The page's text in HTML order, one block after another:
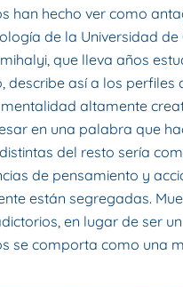
han hecho ver como
de la Universidad de
que lleva años
describe así a los perfiles
altamente
en una palabra que
del resto sería
de pensamiento y
están segregadas.
en lugar de ser un
se comporta como una